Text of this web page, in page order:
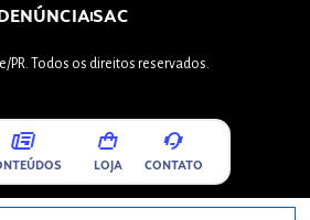
SAC
PR. Todos os direitos reservados.
LOJA CONTATO